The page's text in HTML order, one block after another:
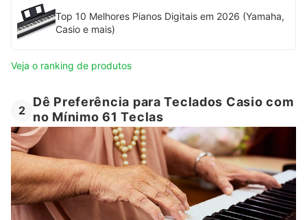
Top 10 Melhores Pianos Digitais em 2026 (Yamaha,
Casio e mais)
Veja o ranking de produtos
2
Dê Preferência para Teclados Casio com
no Mínimo 61 Teclas